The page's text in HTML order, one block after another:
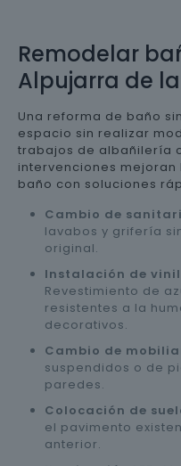
Remodelar
Alpujarra de
Una reforma de baño
espacio sin realizar
trabajos de albañilería
intervenciones
baño con soluciones
Cambio de
lavabos y grifería
original.
Instalación de
Revestimiento de
resistentes a la
decorativos.
Cambio de
suspendidos o de
paredes.
Colocación de
el pavimento
anterior.